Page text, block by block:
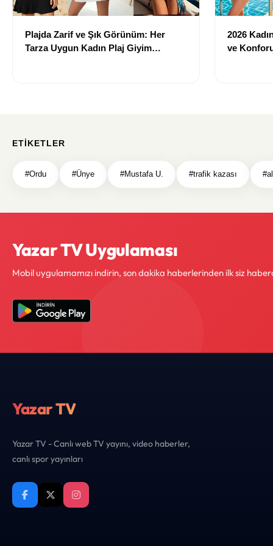
Plajda Zarif ve Şık Görünüm: Her
Tarza Uygun Kadın Plaj Giyim
2026
ve
ETIKETLER
#Ordu #Ünye #Mustafa U. #trafik kazası
Yazar TV Uygulaması
Mobil uygulamamızı indirin, son dakika haberlerinden ilk siz
Yazar TV
Yazar TV - Canlı web TV yayını, video haberler,
canlı spor yayınları